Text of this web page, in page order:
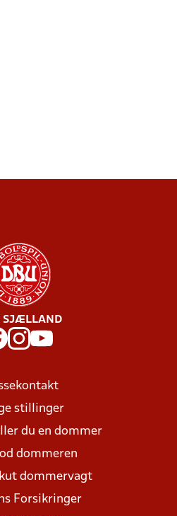
SJÆLLAND
stillinger
du en dommer
dommeren
dommervagt
Forsikringer